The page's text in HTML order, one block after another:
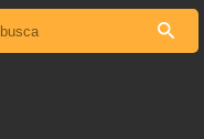
todas as notícias